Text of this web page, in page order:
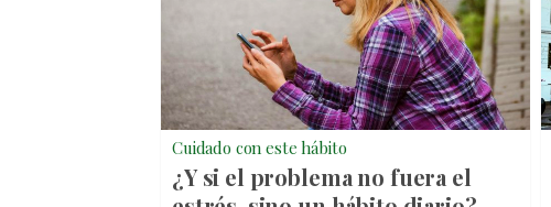
Cuidado con este hábito
¿Y si el problema no fuera el